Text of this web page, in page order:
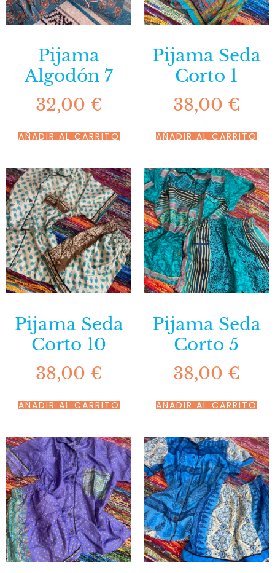
Pijama
Algodón 7
32,00 €
AÑADIR AL CARRITO
Pijama Seda
Corto 1
38,00 €
AÑADIR AL CARRITO
Pijama Seda
Corto 10
38,00 €
AÑADIR AL CARRITO
Pijama Seda
Corto 5
38,00 €
AÑADIR AL CARRITO